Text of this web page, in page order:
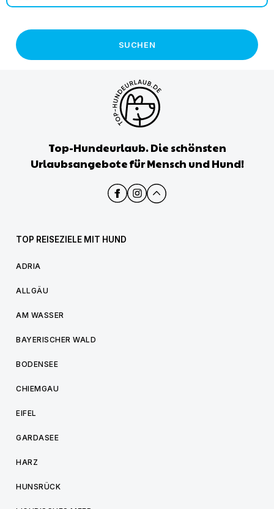
SUCHEN
Top-Hundeurlaub. Die schönsten
Urlaubsangebote für Mensch und Hund!
TOP REISEZIELE MIT HUND
ADRIA
ALLGÄU
AM WASSER
BAYERISCHER WALD
BODENSEE
CHIEMGAU
EIFEL
GARDASEE
HARZ
HUNSRÜCK